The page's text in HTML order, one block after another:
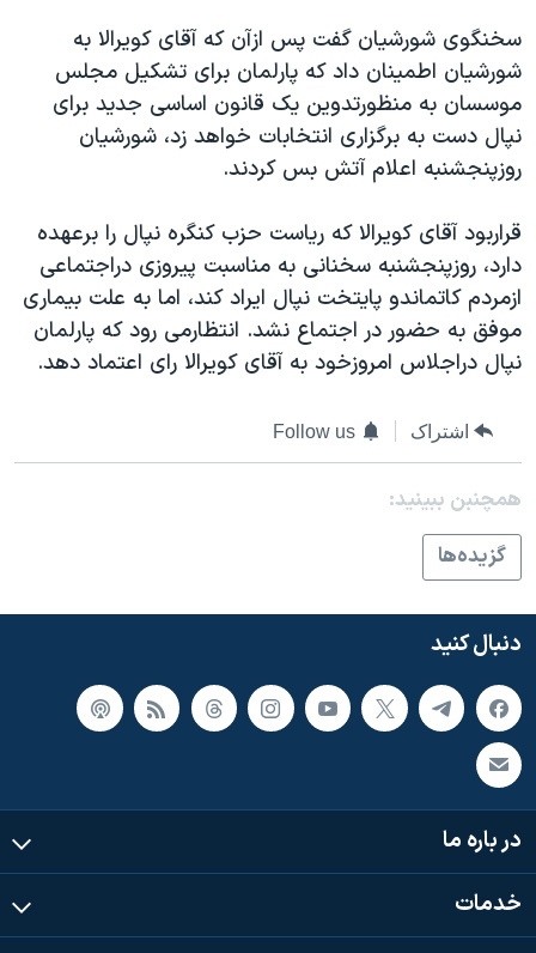
علم و فناوری
اسرائیل در جنگ
گالری عکس
آرشیو پخش زنده
رمز مهسا
ورزش زنان در ایران
اعتراضات زن، زندگی، آزادی
مجموعه مستندهای دادخواهی
دادگاه حمید نوری
چهل سال گروگان‌گیری
قانون شفافیت دارائی کادر رهبری ایران
اعتراضات مردمی آبان ۹۸
اسرائیل در جنگ
نرگس محمدی برنده جایزه نوبل صلح
همایش محافظه‌کاران آمریکا «سی‌پک»
صفحه‌های ویژه
زبانهای مختلف
سخنگوی شورشيان گفت پس ازآن که آقای کويرالا به
شورشيان اطمينان داد که پارلمان برای تشکيل مجلس
موسسان به منظورتدوين يک قانون اساسی جديد برای
نپال دست به برگزاری انتخابات خواهد زد، شورشيان
روزپنجشنبه اعلام آتش بس کردند.
قراربود آقای کويرالا که رياست حزب کنگره نپال را برعهده
دارد، روزپنجشنبه سخنانی به مناسبت پيروزی دراجتماعی
ازمردم کاتماندو پايتخت نپال ايراد کند، اما به علت بيماری
موفق به حضور در اجتماع نشد. انتظارمی رود که پارلمان
نپال دراجلاس امروزخود به آقای کويرالا رای اعتماد دهد.
اشتراک Follow us
همچنبن ببینید:
گزيده‌ها
دنبال کنید
در باره ما
خدمات